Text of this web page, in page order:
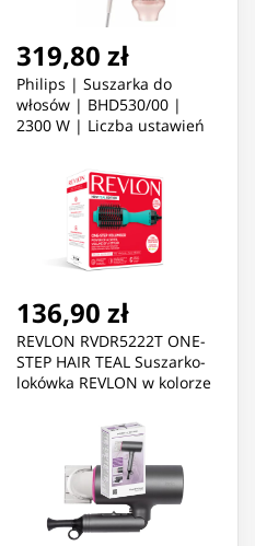
319,80 zł
Philips | Suszarka do
włosów | BHD530/00 |
2300 W | Liczba ustawień
jonizacji | Różowy
136,90 zł
REVLON RVDR5222T ONE-
STEP HAIR TEAL Suszarko-
lokówka REVLON w kolorze